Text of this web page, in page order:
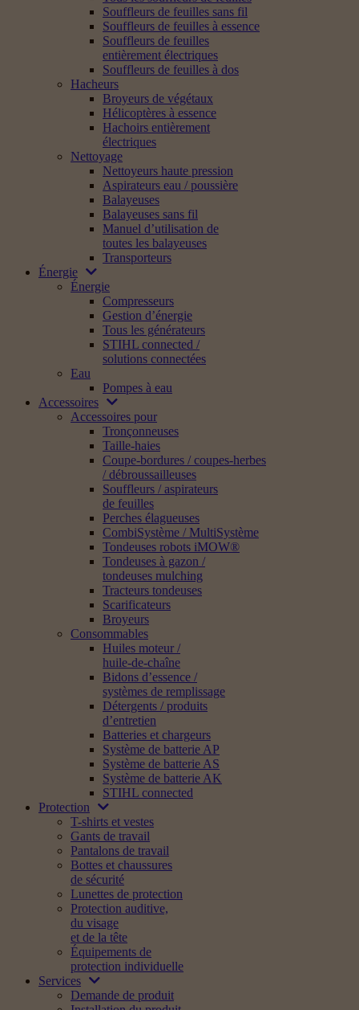
Souffleurs de feuilles sans fil
Souffleurs de feuilles à essence
Souffleurs de feuilles
entièrement électriques
Souffleurs de feuilles à dos
Hacheurs
Broyeurs de végétaux
Hélicoptères à essence
Hachoirs entièrement
électriques
Nettoyage
Nettoyeurs haute pression
Aspirateurs eau / poussière
Balayeuses
Balayeuses sans fil
Manuel d’utilisation de
toutes les balayeuses
Transporteurs
Énergie
Énergie
Compresseurs
Gestion d’énergie
Tous les générateurs
STIHL connected /
solutions connectées
Eau
Pompes à eau
Accessoires
Accessoires pour
Tronçonneuses
Taille-haies
Coupe-bordures / coupes-herbes
/ débroussailleuses
Souffleurs / aspirateurs
de feuilles
Perches élagueuses
CombiSystème / MultiSystème
Tondeuses robots iMOW®
Tondeuses à gazon /
tondeuses mulching
Tracteurs tondeuses
Scarificateurs
Broyeurs
Consommables
Huiles moteur /
huile-de-chaîne
Bidons d’essence /
systèmes de remplissage
Détergents / produits
d’entretien
Batteries et chargeurs
Système de batterie AP
Système de batterie AS
Système de batterie AK
STIHL connected
Protection
T-shirts et vestes
Gants de travail
Pantalons de travail
Bottes et chaussures
de sécurité
Lunettes de protection
Protection auditive,
du visage
et de la tête
Équipements de
protection individuelle
Services
Demande de produit